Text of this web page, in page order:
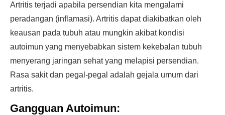
Artritis terjadi apabila persendian kita mengalami
peradangan (inflamasi). Artritis dapat diakibatkan oleh
keausan pada tubuh atau mungkin akibat kondisi
autoimun yang menyebabkan sistem kekebalan tubuh
menyerang jaringan sehat yang melapisi persendian.
Rasa sakit dan pegal-pegal adalah gejala umum dari
artritis.
Gangguan Autoimun: